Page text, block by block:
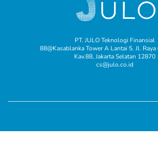
PT. JULO Teknologi Finansial
88@Kasablanka Tower A Lantai 5. Jl. Raya
Kav.88, Jakarta Selatan 12870
cs@julo.co.id